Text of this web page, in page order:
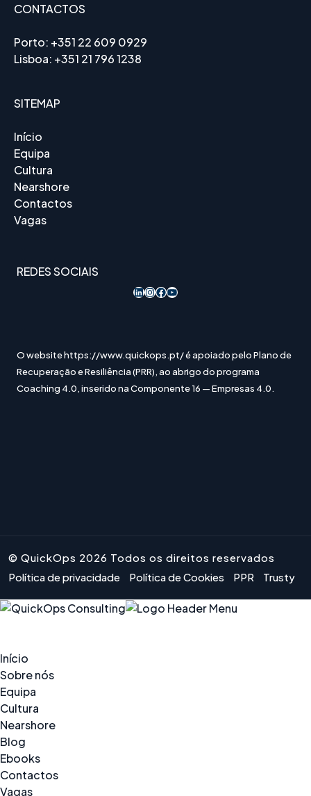
CONTACTOS
Porto: +351 22 609 0929
Lisboa: +351 21 796 1238
SITEMAP
Início
Equipa
Cultura
Nearshore
Contactos
Vagas
REDES SOCIAIS
LinkedIn InstagramAcesso ao Facebook YouTube
O website https://www.quickops.pt/ é apoiado pelo Plano de
Recuperação e Resiliência (PRR), ao abrigo do programa
Coaching 4.0, inserido na Componente 16 — Empresas 4.0.
© QuickOps 2026 Todos os direitos reservados
Política de privacidade
Política de Cookies PPR Trusty
Início
Sobre nós
Equipa
Cultura
Nearshore
Blog
Ebooks
Contactos
Vagas